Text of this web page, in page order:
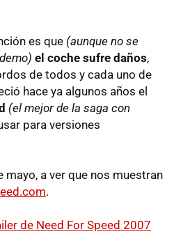
es que (aunque no se
el coche sufre daños,
de todos y cada uno de
hace ya algunos años el
(el mejor de la saga con
para versiones
mayo, a ver que nos muestran
.
de Need For Speed 2007